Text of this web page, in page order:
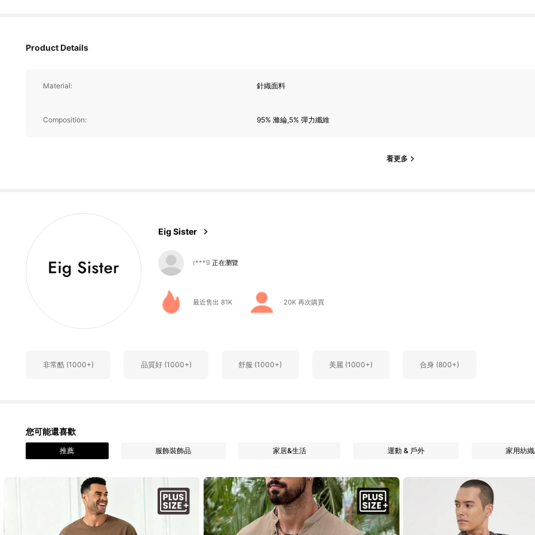
Product Details
Material: 針織面料
Composition: 95% 滌綸,5% 彈力纖維
看更多
Eig Sister
3.5K 追蹤者
4.87
4.87
3.5K 追蹤者
最近售出 81K 20K 再次購買
非常酷 (1000+) 品質好 (1000+) 舒服 (1000+) 美麗 (1000+) 合身 (800+)
您可能還喜歡
推薦 服飾裝飾品 家居&生活 運動 & 戶外 家用紡